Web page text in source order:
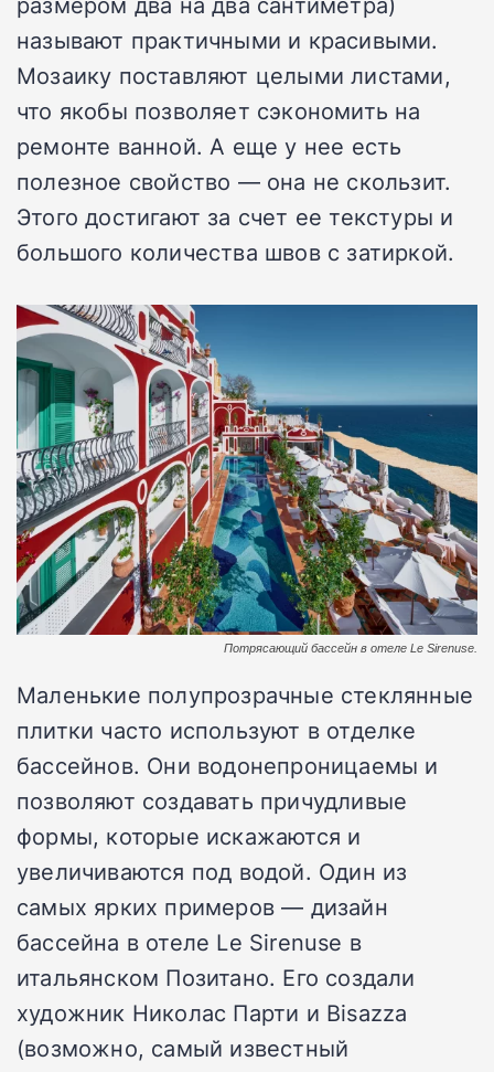
называют практичными и красивыми.
Мозаику поставляют целыми листами,
что якобы позволяет сэкономить на
ремонте ванной. А еще у нее есть
полезное свойство — она не скользит.
Этого достигают за счет ее текстуры и
большого количества швов с затиркой.
Потрясающий бассейн в отеле Le Sirenuse.
Маленькие полупрозрачные стеклянные
плитки часто используют в отделке
бассейнов. Они водонепроницаемы и
позволяют создавать причудливые
формы, которые искажаются и
увеличиваются под водой. Один из
самых ярких примеров — дизайн
бассейна в отеле Le Sirenuse в
итальянском Позитано. Его создали
художник Николас Парти и Bisazza
(возможно, самый известный